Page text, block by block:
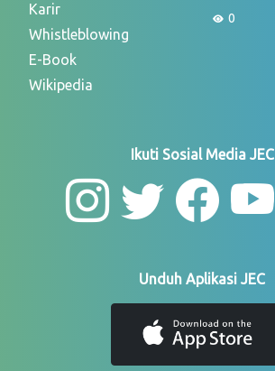
Karir
Whistleblowing
E-Book
Wikipedia
0
Ikuti Sosial Media JEC
Unduh Aplikasi JEC